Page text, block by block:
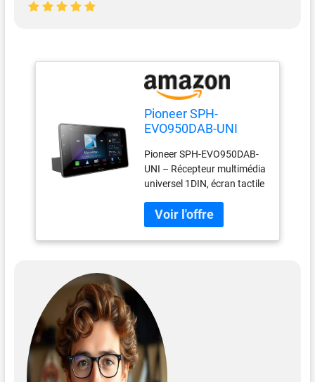
Pioneer SPH-
EVO950DAB-UNI
Pioneer SPH-EVO950DAB-
UNI – Récepteur multimédia
universel 1DIN, écran tactile
Wi-Fi, Apple CarPlay,
Android Auto et DAB+
AV_RECEIVER Pionnier